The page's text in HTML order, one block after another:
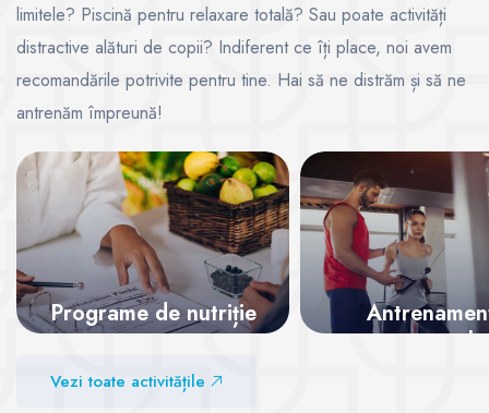
limitele? Piscină pentru relaxare totală? Sau poate activități
distractive alături de copii? Indiferent ce îți place, noi avem
recomandările potrivite pentru tine. Hai să ne distrăm și să ne
antrenăm împreună!
Programe de nutriție
Vezi sălile
personale
Vezi toate activitățile